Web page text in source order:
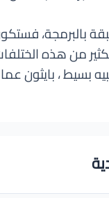
بالبرمجة،
من هذه
بسيط ، بايثون